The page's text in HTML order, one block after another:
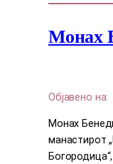
Монах
Објавено на:
Монах
манастирот